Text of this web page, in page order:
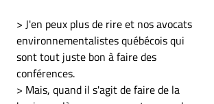
> J'en peux plus de rire et nos avocats
environnementalistes québécois qui
sont tout juste bon à faire des
conférences.
> Mais, quand il s'agit de faire de la